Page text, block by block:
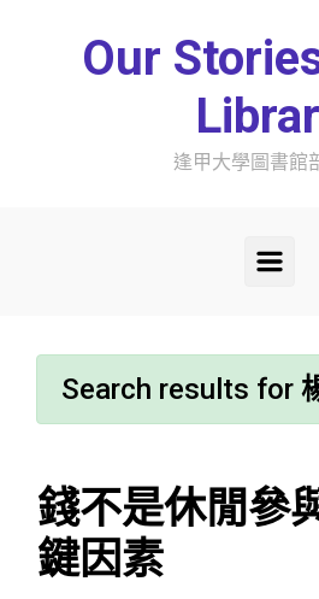
Our
逢甲大學圖書館
Search results for
錢不是休閒參
鍵因素